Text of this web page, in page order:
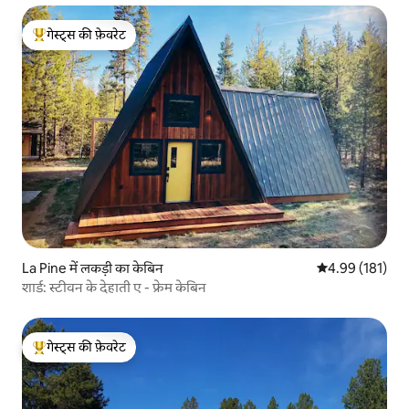
गेस्ट्स का टॉप फ़ेवरेट
गेस्ट्स की फ़ेवरेट
La Pine में लकड़ी का केबिन औसत रेटिंग 5 में से
4.99 (181)
शार्ड: स्टीवन के देहाती ए - फ्रेम केबिन
गेस्ट्स का टॉप फ़ेवरेट
गेस्ट्स की फ़ेवरेट